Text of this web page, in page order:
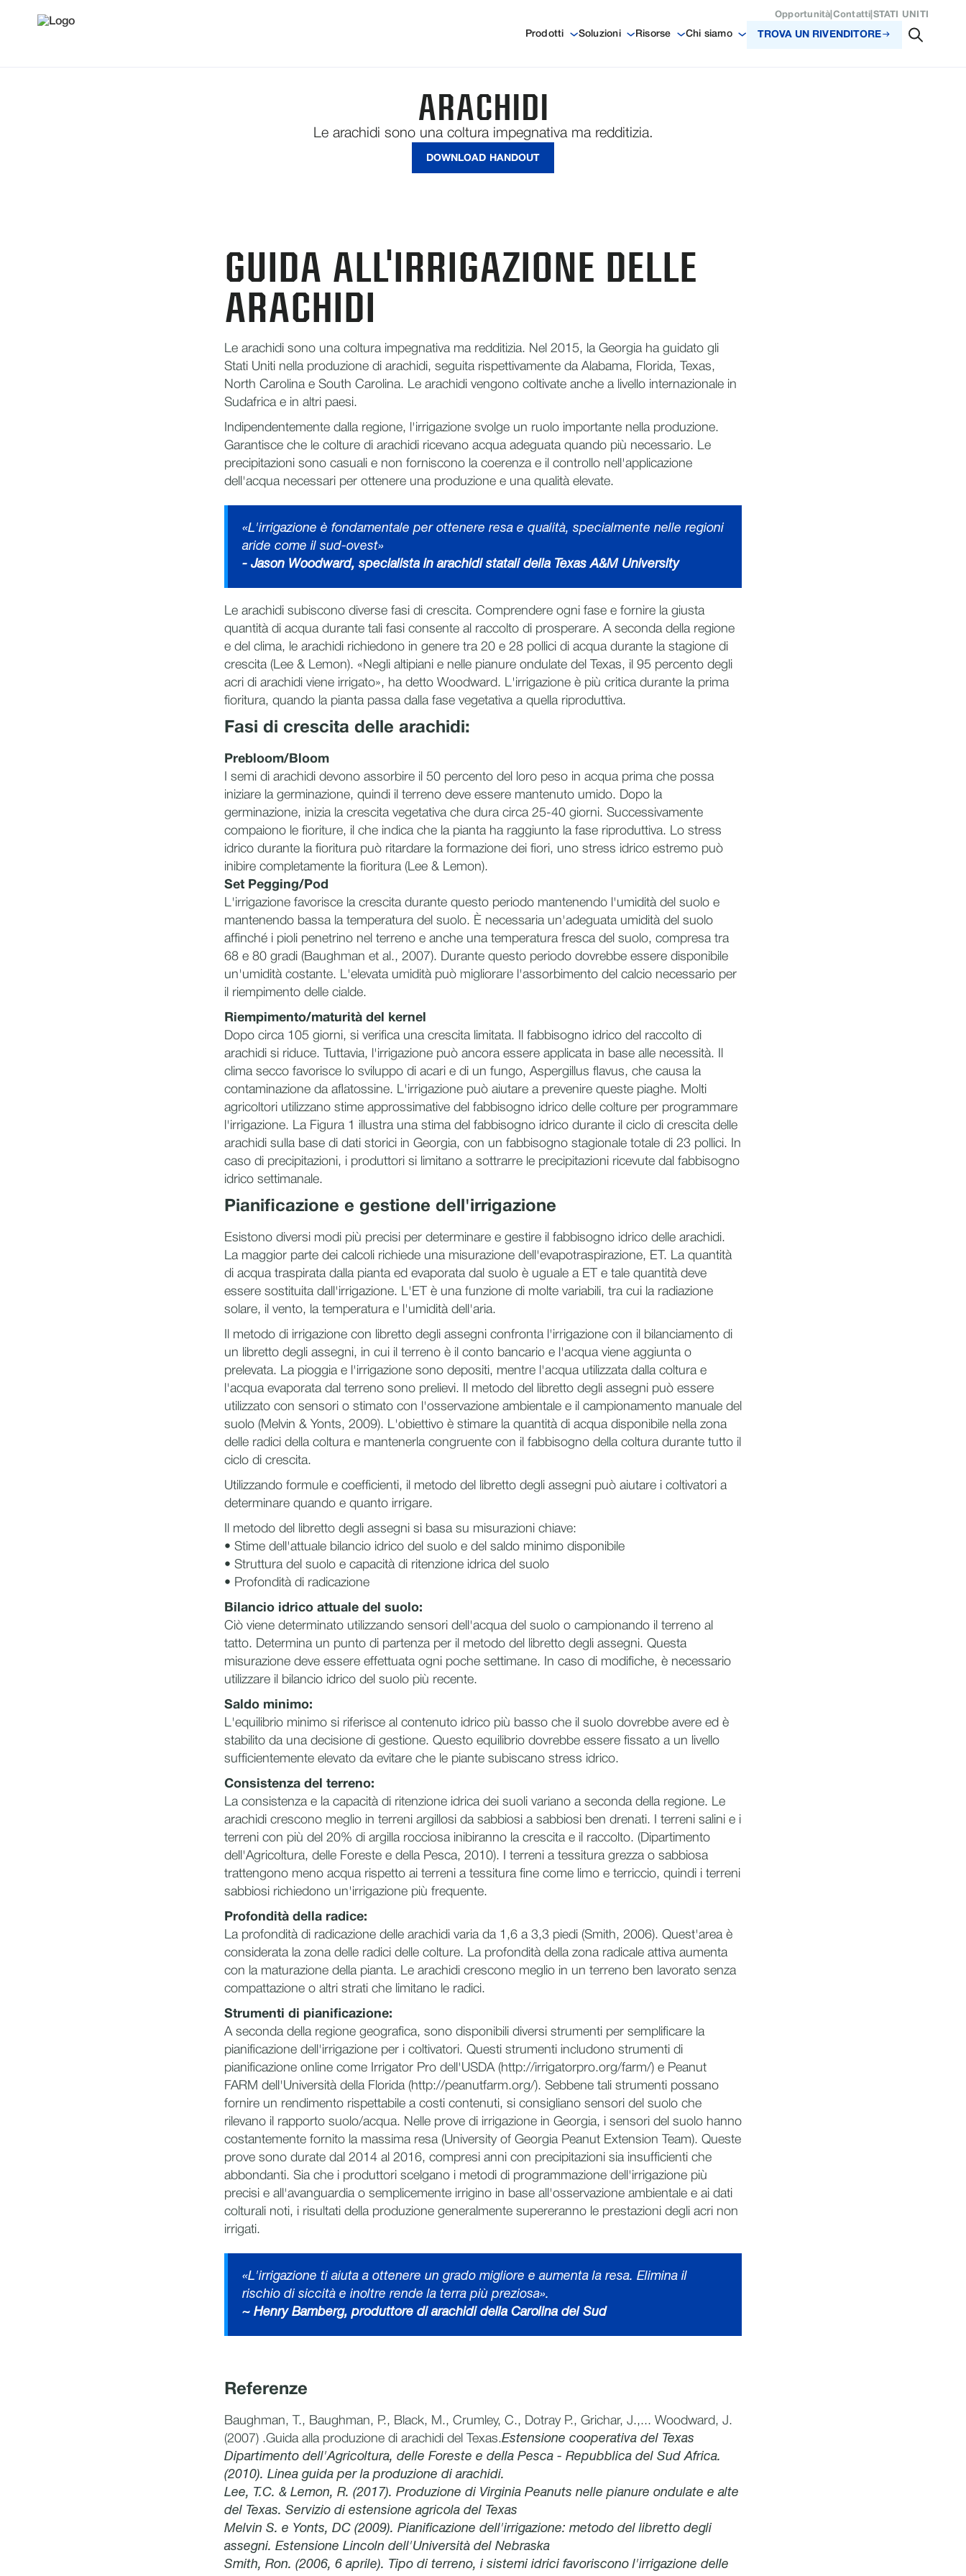
Opportunità Contatti STATI UNITI
Prodotti Soluzioni Risorse Chi siamo TROVA UN RIVENDITORE
ARACHIDI
Le arachidi sono una coltura impegnativa ma redditizia.
DOWNLOAD HANDOUT
GUIDA ALL'IRRIGAZIONE DELLE
ARACHIDI
Le arachidi sono una coltura impegnativa ma redditizia. Nel 2015, la Georgia ha guidato gli
Stati Uniti nella produzione di arachidi, seguita rispettivamente da Alabama, Florida, Texas,
North Carolina e South Carolina. Le arachidi vengono coltivate anche a livello internazionale in
Sudafrica e in altri paesi.
Indipendentemente dalla regione, l'irrigazione svolge un ruolo importante nella produzione.
Garantisce che le colture di arachidi ricevano acqua adeguata quando più necessario. Le
precipitazioni sono casuali e non forniscono la coerenza e il controllo nell'applicazione
dell'acqua necessari per ottenere una produzione e una qualità elevate.
«L'irrigazione è fondamentale per ottenere resa e qualità, specialmente nelle regioni
aride come il sud-ovest»
- Jason Woodward, specialista in arachidi statali della Texas A&M University
Le arachidi subiscono diverse fasi di crescita. Comprendere ogni fase e fornire la giusta
quantità di acqua durante tali fasi consente al raccolto di prosperare. A seconda della regione
e del clima, le arachidi richiedono in genere tra 20 e 28 pollici di acqua durante la stagione di
crescita (Lee & Lemon). «Negli altipiani e nelle pianure ondulate del Texas, il 95 percento degli
acri di arachidi viene irrigato», ha detto Woodward. L'irrigazione è più critica durante la prima
fioritura, quando la pianta passa dalla fase vegetativa a quella riproduttiva.
Fasi di crescita delle arachidi:
Prebloom/Bloom
I semi di arachidi devono assorbire il 50 percento del loro peso in acqua prima che possa
iniziare la germinazione, quindi il terreno deve essere mantenuto umido. Dopo la
germinazione, inizia la crescita vegetativa che dura circa 25-40 giorni. Successivamente
compaiono le fioriture, il che indica che la pianta ha raggiunto la fase riproduttiva. Lo stress
idrico durante la fioritura può ritardare la formazione dei fiori, uno stress idrico estremo può
inibire completamente la fioritura (Lee & Lemon).
Set Pegging/Pod
L'irrigazione favorisce la crescita durante questo periodo mantenendo l'umidità del suolo e
mantenendo bassa la temperatura del suolo. È necessaria un'adeguata umidità del suolo
affinché i pioli penetrino nel terreno e anche una temperatura fresca del suolo, compresa tra
68 e 80 gradi (Baughman et al., 2007). Durante questo periodo dovrebbe essere disponibile
un'umidità costante. L'elevata umidità può migliorare l'assorbimento del calcio necessario per
il riempimento delle cialde.
Riempimento/maturità del kernel
Dopo circa 105 giorni, si verifica una crescita limitata. Il fabbisogno idrico del raccolto di
arachidi si riduce. Tuttavia, l'irrigazione può ancora essere applicata in base alle necessità. Il
clima secco favorisce lo sviluppo di acari e di un fungo, Aspergillus flavus, che causa la
contaminazione da aflatossine. L'irrigazione può aiutare a prevenire queste piaghe. Molti
agricoltori utilizzano stime approssimative del fabbisogno idrico delle colture per programmare
l'irrigazione. La Figura 1 illustra una stima del fabbisogno idrico durante il ciclo di crescita delle
arachidi sulla base di dati storici in Georgia, con un fabbisogno stagionale totale di 23 pollici. In
caso di precipitazioni, i produttori si limitano a sottrarre le precipitazioni ricevute dal fabbisogno
idrico settimanale.
Pianificazione e gestione dell'irrigazione
Esistono diversi modi più precisi per determinare e gestire il fabbisogno idrico delle arachidi.
La maggior parte dei calcoli richiede una misurazione dell'evapotraspirazione, ET. La quantità
di acqua traspirata dalla pianta ed evaporata dal suolo è uguale a ET e tale quantità deve
essere sostituita dall'irrigazione. L'ET è una funzione di molte variabili, tra cui la radiazione
solare, il vento, la temperatura e l'umidità dell'aria.
Il metodo di irrigazione con libretto degli assegni confronta l'irrigazione con il bilanciamento di
un libretto degli assegni, in cui il terreno è il conto bancario e l'acqua viene aggiunta o
prelevata. La pioggia e l'irrigazione sono depositi, mentre l'acqua utilizzata dalla coltura e
l'acqua evaporata dal terreno sono prelievi. Il metodo del libretto degli assegni può essere
utilizzato con sensori o stimato con l'osservazione ambientale e il campionamento manuale del
suolo (Melvin & Yonts, 2009). L'obiettivo è stimare la quantità di acqua disponibile nella zona
delle radici della coltura e mantenerla congruente con il fabbisogno della coltura durante tutto il
ciclo di crescita.
Utilizzando formule e coefficienti, il metodo del libretto degli assegni può aiutare i coltivatori a
determinare quando e quanto irrigare.
Il metodo del libretto degli assegni si basa su misurazioni chiave:
• Stime dell'attuale bilancio idrico del suolo e del saldo minimo disponibile
• Struttura del suolo e capacità di ritenzione idrica del suolo
• Profondità di radicazione
Bilancio idrico attuale del suolo:
Ciò viene determinato utilizzando sensori dell'acqua del suolo o campionando il terreno al
tatto. Determina un punto di partenza per il metodo del libretto degli assegni. Questa
misurazione deve essere effettuata ogni poche settimane. In caso di modifiche, è necessario
utilizzare il bilancio idrico del suolo più recente.
Saldo minimo:
L'equilibrio minimo si riferisce al contenuto idrico più basso che il suolo dovrebbe avere ed è
stabilito da una decisione di gestione. Questo equilibrio dovrebbe essere fissato a un livello
sufficientemente elevato da evitare che le piante subiscano stress idrico.
Consistenza del terreno:
La consistenza e la capacità di ritenzione idrica dei suoli variano a seconda della regione. Le
arachidi crescono meglio in terreni argillosi da sabbiosi a sabbiosi ben drenati. I terreni salini e i
terreni con più del 20% di argilla rocciosa inibiranno la crescita e il raccolto. (Dipartimento
dell'Agricoltura, delle Foreste e della Pesca, 2010). I terreni a tessitura grezza o sabbiosa
trattengono meno acqua rispetto ai terreni a tessitura fine come limo e terriccio, quindi i terreni
sabbiosi richiedono un'irrigazione più frequente.
Profondità della radice:
La profondità di radicazione delle arachidi varia da 1,6 a 3,3 piedi (Smith, 2006). Quest'area è
considerata la zona delle radici delle colture. La profondità della zona radicale attiva aumenta
con la maturazione della pianta. Le arachidi crescono meglio in un terreno ben lavorato senza
compattazione o altri strati che limitano le radici.
Strumenti di pianificazione:
A seconda della regione geografica, sono disponibili diversi strumenti per semplificare la
pianificazione dell'irrigazione per i coltivatori. Questi strumenti includono strumenti di
pianificazione online come Irrigator Pro dell'USDA (http://irrigatorpro.org/farm/) e Peanut
FARM dell'Università della Florida (http://peanutfarm.org/). Sebbene tali strumenti possano
fornire un rendimento rispettabile a costi contenuti, si consigliano sensori del suolo che
rilevano il rapporto suolo/acqua. Nelle prove di irrigazione in Georgia, i sensori del suolo hanno
costantemente fornito la massima resa (University of Georgia Peanut Extension Team). Queste
prove sono durate dal 2014 al 2016, compresi anni con precipitazioni sia insufficienti che
abbondanti. Sia che i produttori scelgano i metodi di programmazione dell'irrigazione più
precisi e all'avanguardia o semplicemente irrigino in base all'osservazione ambientale e ai dati
colturali noti, i risultati della produzione generalmente supereranno le prestazioni degli acri non
irrigati.
«L'irrigazione ti aiuta a ottenere un grado migliore e aumenta la resa. Elimina il
rischio di siccità e inoltre rende la terra più preziosa».
~ Henry Bamberg, produttore di arachidi della Carolina del Sud
Referenze
Baughman, T., Baughman, P., Black, M., Crumley, C., Dotray P., Grichar, J.,... Woodward, J.
(2007) .Guida alla produzione di arachidi del Texas.Estensione cooperativa del Texas
Dipartimento dell'Agricoltura, delle Foreste e della Pesca - Repubblica del Sud Africa.
(2010). Linea guida per la produzione di arachidi.
Lee, T.C. & Lemon, R. (2017). Produzione di Virginia Peanuts nelle pianure ondulate e alte
del Texas. Servizio di estensione agricola del Texas
Melvin S. e Yonts, DC (2009). Pianificazione dell'irrigazione: metodo del libretto degli
assegni. Estensione Lincoln dell'Università del Nebraska
Smith, Ron. (2006, 6 aprile). Tipo di terreno, i sistemi idrici favoriscono l'irrigazione delle